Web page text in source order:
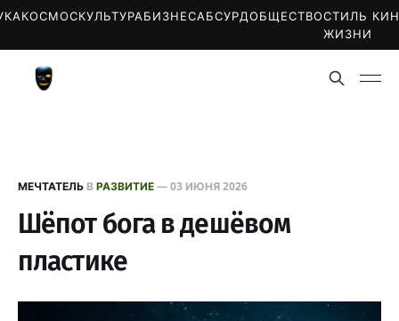
КОСМОСКУЛЬТУРАБИЗНЕСАБСУРДОБЩЕСТВОСТИЛЬ
ЖИЗНИ
МЕЧТАТЕЛЬ ВРАЗВИТИЕ—03 ИЮНЯ 2026
Шёпот бога в дешёвом
пластике